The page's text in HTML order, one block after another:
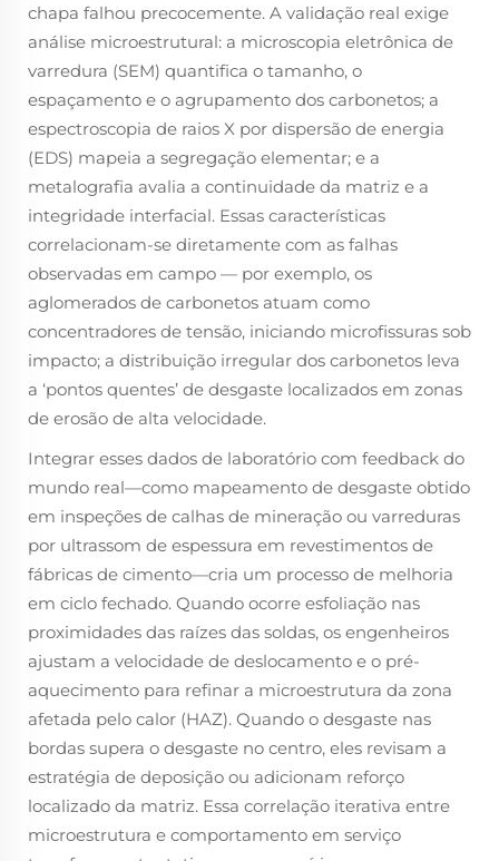
chapa falhou precocemente. A validação real exige
análise microestrutural: a microscopia eletrônica de
varredura (SEM) quantifica o tamanho, o
espaçamento e o agrupamento dos carbonetos; a
espectroscopia de raios X por dispersão de energia
(EDS) mapeia a segregação elementar; e a
metalografia avalia a continuidade da matriz e a
integridade interfacial. Essas características
correlacionam-se diretamente com as falhas
observadas em campo — por exemplo, os
aglomerados de carbonetos atuam como
concentradores de tensão, iniciando microfissuras sob
impacto; a distribuição irregular dos carbonetos leva
a ‘pontos quentes’ de desgaste localizados em zonas
de erosão de alta velocidade.
Integrar esses dados de laboratório com feedback do
mundo real—como mapeamento de desgaste obtido
em inspeções de calhas de mineração ou varreduras
por ultrassom de espessura em revestimentos de
fábricas de cimento—cria um processo de melhoria
em ciclo fechado. Quando ocorre esfoliação nas
proximidades das raízes das soldas, os engenheiros
ajustam a velocidade de deslocamento e o pré-
aquecimento para refinar a microestrutura da zona
afetada pelo calor (HAZ). Quando o desgaste nas
bordas supera o desgaste no centro, eles revisam a
estratégia de deposição ou adicionam reforço
localizado da matriz. Essa correlação iterativa entre
microestrutura e comportamento em serviço